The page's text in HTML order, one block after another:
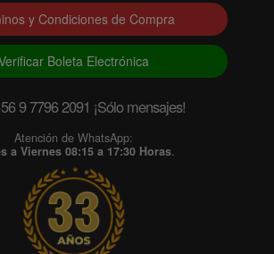
y Condiciones de Compra
Boleta Electrónica
9 7796 2091 ¡Sólo mensajes!
Atención de WhatsApp:
a Viernes 08:15 a 17:30 Horas.